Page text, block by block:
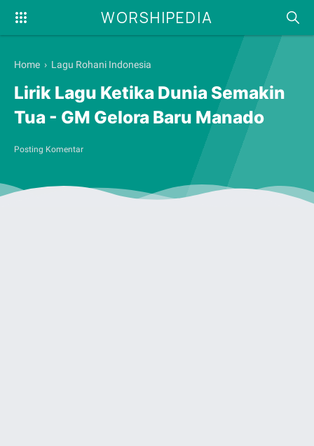
WORSHIPEDIA
Home › Lagu Rohani Indonesia
Lirik Lagu Ketika Dunia Semakin
Tua - GM Gelora Baru Manado
Posting Komentar